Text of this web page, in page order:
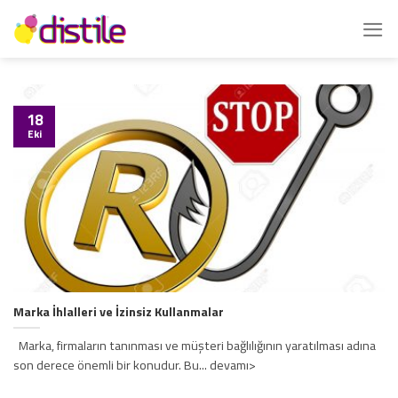
İçeriğe
atla
Marka İhlalleri ve İzinsiz Kullanmalar
Marka, firmaların tanınması ve müşteri bağlılığının yaratılması adına
son derece önemli bir konudur. Bu... devamı>
18
Eki